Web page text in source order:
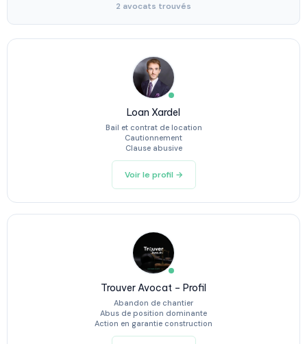
2 avocats trouvés
Loan Xardel
Bail et contrat de location
Cautionnement
Clause abusive
Voir le profil →
Trouver Avocat – Profil
Abandon de chantier
Abus de position dominante
Action en garantie construction